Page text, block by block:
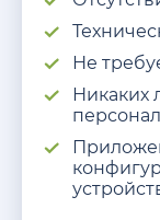
Не
Никаких